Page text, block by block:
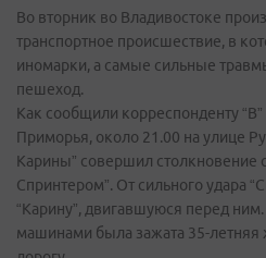
Во вторник во Владивостоке
транспортное происшествие, в
иномарки, а самые сильные
пешеход.
Как сообщили корреспонденту
Приморья, около 21.00 на улице
Карины” совершил столкновение
Спринтером”. От сильного удара
“Карину”, двигавшуюся перед
машинами была зажата 35-